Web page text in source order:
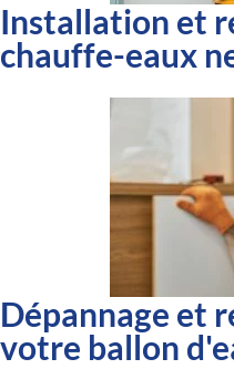
Installation et
chauffe-eaux
Dépannage et
votre ballon